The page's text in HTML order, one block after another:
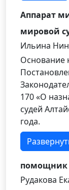
Аппарат
мировой
Ильина
Основание
170 «О
судей
года.
помощник
Рудакова